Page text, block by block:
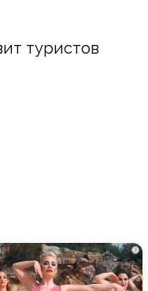
туристов
i